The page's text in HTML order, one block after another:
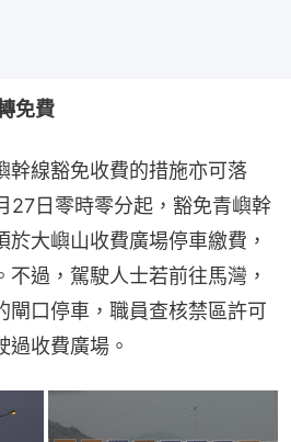
免費
幹線豁免收費的措施亦可落
27日零時零分起，豁免青嶼幹
大嶼山收費廣場停車繳費，
過，駕駛人士若前往馬灣，
閘口停車，職員查核禁區許可
過收費廣場。